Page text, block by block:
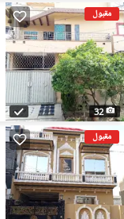
مقبول
32
مقبول